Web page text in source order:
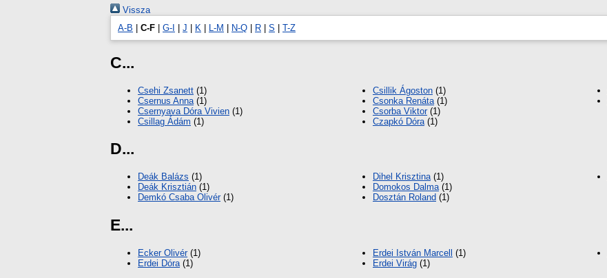
Vissza
A-B
C-F G-I J K L-M N-Q R S T-Z
C...
Csehi Zsanett (1)
Csernus Anna(1)
Csernyava Dóra Vivien (1)
Csillag Ádám (1)
Csillik Ágoston (1)
Csonka Renáta(1)
Csorba Viktor(1)
Czapkó Dóra(1)
D...
Deák Balázs (1)
Deák Krisztián (1)
Demkó Csaba Olivér(1)
Dihel Krisztina(1)
Domokos Dalma(1)
Dosztán Roland (1)
E...
Ecker Olivér(1)
Erdei Dóra (1)
Erdei István Marcell (1)
Erdei Virág (1)